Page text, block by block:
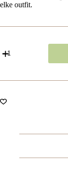
elke outfit.
Bloem
-
Groen